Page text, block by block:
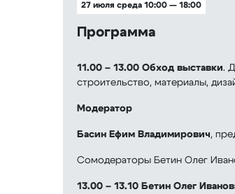
27 июля среда 10:00 — 18:00
Программа
11.00 – 13.00 Обход выставки.
строительство, материалы,
Модератор
Басин Ефим Владимирович,
Сомодераторы Бетин Олег
13.00 – 13.10 Бетин Олег